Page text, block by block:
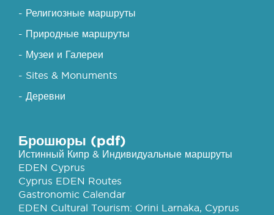
- Религиозные маршруты
- Природные маршруты
- Музеи и Галереи
- Sites & Monuments
- Деревни
Брошюры (pdf)
Истинный Кипр & Индивидуальные маршруты
EDEN Cyprus
Cyprus EDEN Routes
Gastronomic Calendar
EDEN Cultural Tourism: Orini Larnaka, Cyprus